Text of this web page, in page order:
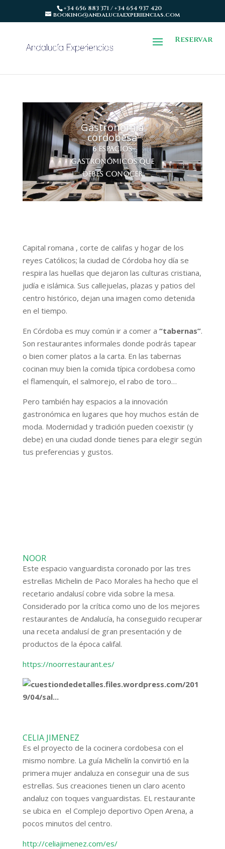
+34 656 883 371 / +34 654 937 420
booking@andaluciaexperiencias.com
Reservar
Gastronomía
cordobesa
6 espacios
gastronómicos que
debes conocer
Capital romana , corte de califas y hogar de los
reyes Católicos; la ciudad de Córdoba hoy día se
respira las huellas que dejaron las culturas cristiana,
judía e islámica. Sus callejuelas, plazas y patios del
centro histórico, dejan una imagen como detenida
en el tiempo.
En Córdoba es muy común ir a comer a “tabernas”.
Son restaurantes informales donde podrás tapear
o bien comer platos a la carta. En las tabernas
cocinan muy bien la comida típica cordobesa como
el flamenquín, el salmorejo, el rabo de toro…
Pero también hay espacios a la innovación
gastronómica en lugares que hoy muchos están de
moda. Modernidad y tradición pueden coexistir (y
debe) en una ciudad donde tienes para elegir según
tus preferencias y gustos.
NOOR
Este espacio vanguardista coronado por las tres
estrellas Michelin de Paco Morales ha hecho que el
recetario andalusí cobre vida sobre la mesa.
Considerado por la crítica como uno de los mejores
restaurantes de Andalucía, ha conseguido recuperar
una receta andalusí de gran presentación y de
productos de la época califal.
https://noorrestaurant.es/
CELIA JIMENEZ
Es el proyecto de la cocinera cordobesa con el
mismo nombre. La guía Michelín la convirtió en la
primera mujer andaluza en conseguir una de sus
estrellas. Sus creaciones tienen un claro acento
andaluz con toques vanguardistas. EL restaurante
se ubica en el Complejo deportivo Open Arena, a
pocos minutos del centro.
http://celiajimenez.com/es/